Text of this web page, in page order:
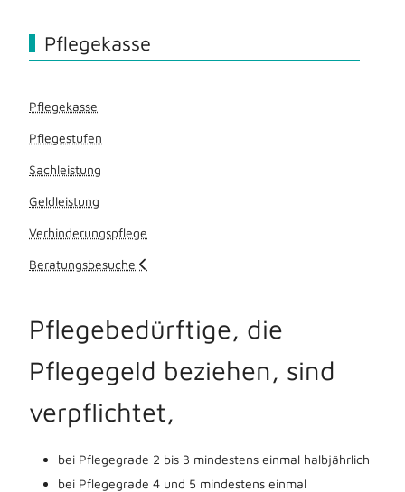
Pflegekasse
Pflegekasse
Pflegestufen
Sachleistung
Geldleistung
Verhinderungspflege
Beratungsbesuche
Pflegebedürftige, die
Pflegegeld beziehen, sind
verpflichtet,
bei Pflegegrade 2 bis 3 mindestens einmal halbjährlich
bei Pflegegrade 4 und 5 mindestens einmal